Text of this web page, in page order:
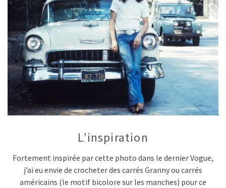
L’inspiration
Fortement inspirée par cette photo dans le dernier Vogue,
j’ai eu envie de crocheter des carrés Granny ou carrés
américains (le motif bicolore sur les manches) pour ce